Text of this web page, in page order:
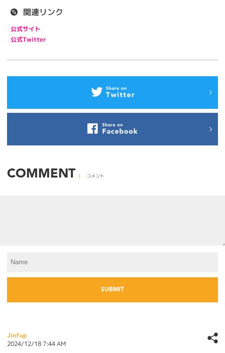
関連リンク
公式サイト
公式Twitter
COMMENT コメント
Jinfup
2024/12/18 7:44 AM